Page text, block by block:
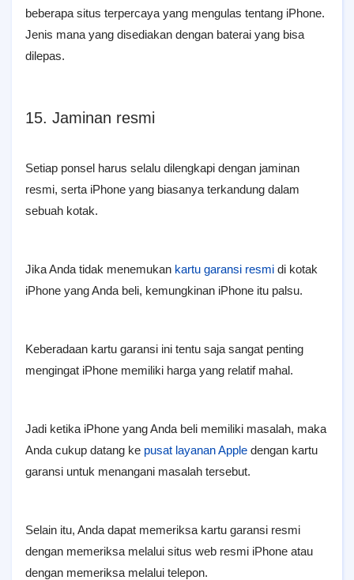
beberapa situs terpercaya yang mengulas tentang iPhone.
Jenis mana yang disediakan dengan baterai yang bisa
dilepas.
15. Jaminan resmi
Setiap ponsel harus selalu dilengkapi dengan jaminan
resmi, serta iPhone yang biasanya terkandung dalam
sebuah kotak.
Jika Anda tidak menemukan kartu garansi resmi di kotak
iPhone yang Anda beli, kemungkinan iPhone itu palsu.
Keberadaan kartu garansi ini tentu saja sangat penting
mengingat iPhone memiliki harga yang relatif mahal.
Jadi ketika iPhone yang Anda beli memiliki masalah, maka
Anda cukup datang ke pusat layanan Apple dengan kartu
garansi untuk menangani masalah tersebut.
Selain itu, Anda dapat memeriksa kartu garansi resmi
dengan memeriksa melalui situs web resmi iPhone atau
dengan memeriksa melalui telepon.